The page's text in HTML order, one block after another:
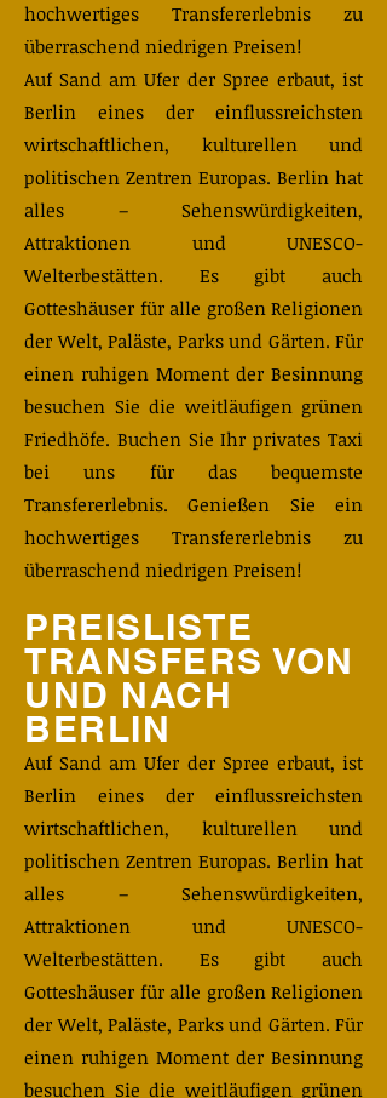
hochwertiges Transfererlebnis zu
überraschend niedrigen Preisen!
​Auf Sand am Ufer der Spree erbaut, ist
Berlin eines der einflussreichsten
wirtschaftlichen, kulturellen und
politischen Zentren Europas. Berlin hat
alles – Sehenswürdigkeiten,
Attraktionen und UNESCO-
Welterbestätten. Es gibt auch
Gotteshäuser für alle großen Religionen
der Welt, Paläste, Parks und Gärten. Für
einen ruhigen Moment der Besinnung
besuchen Sie die weitläufigen grünen
Friedhöfe. Buchen Sie Ihr privates Taxi
bei uns für das bequemste
Transfererlebnis. Genießen Sie ein
hochwertiges Transfererlebnis zu
überraschend niedrigen Preisen!
PREISLISTE
TRANSFERS VON
UND NACH
BERLIN
​Auf Sand am Ufer der Spree erbaut, ist
Berlin eines der einflussreichsten
wirtschaftlichen, kulturellen und
politischen Zentren Europas. Berlin hat
alles – Sehenswürdigkeiten,
Attraktionen und UNESCO-
Welterbestätten. Es gibt auch
Gotteshäuser für alle großen Religionen
der Welt, Paläste, Parks und Gärten. Für
einen ruhigen Moment der Besinnung
besuchen Sie die weitläufigen grünen